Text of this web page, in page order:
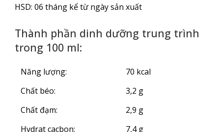
HSD: 06 tháng kể từ ngày sản xuất
Thành phần dinh dưỡng trung trình
trong 100 ml:
Năng lượng:
70 kcal
Chất béo:
3,2 g
Chất đạm:
2,9 g
Hydrat cacbon:
7,4 g